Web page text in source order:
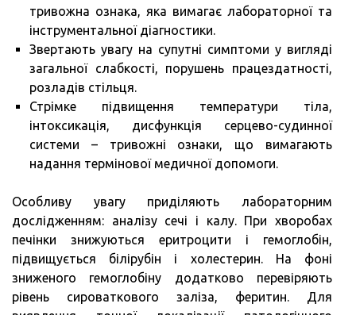
тривожна ознака, яка вимагає лабораторної та
інструментальної діагностики.
Звертають увагу на супутні симптоми у вигляді
загальної слабкості, порушень працездатності,
розладів стільця.
Стрімке підвищення температури тіла,
інтоксикація, дисфункція серцево-судинної
системи – тривожні ознаки, що вимагають
надання термінової медичної допомоги.
Особливу увагу приділяють лабораторним
дослідженням: аналізу сечі і калу. При хворобах
печінки знижуються еритроцити і гемоглобін,
підвищується білірубін і холестерин. На фоні
зниженого гемоглобіну додатково перевіряють
рівень сироваткового заліза, феритин. Для